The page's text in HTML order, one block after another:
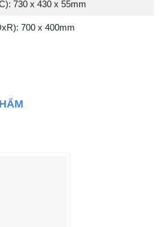
730 x 430 x 55mm
700 x 400mm